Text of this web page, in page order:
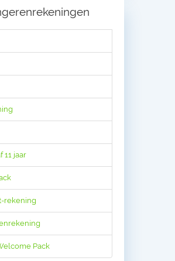
11 jaar
rekening
Pack